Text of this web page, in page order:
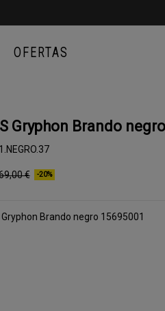
OFERTAS
Gryphon Brando negro
€
-20%
Brando negro 15695001